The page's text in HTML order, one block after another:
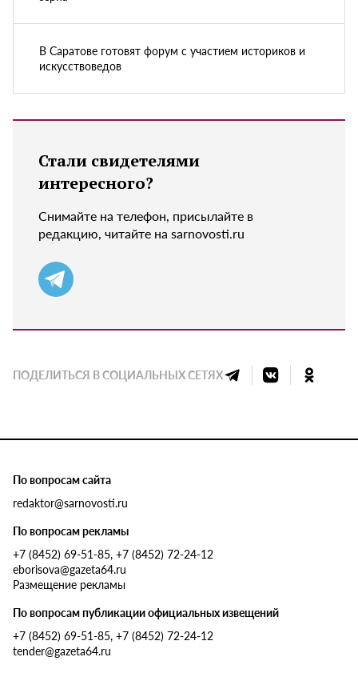
В Саратове готовят форум с участием историков и
искусствоведов
Стали свидетелями
интересного?
Снимайте на телефон, присылайте в
редакцию, читайте на sarnovosti.ru
ПОДЕЛИТЬСЯ В СОЦИАЛЬНЫХ СЕТЯХ
По вопросам сайта
redaktor@sarnovosti.ru
По вопросам рекламы
+7 (8452) 69-51-85, +7 (8452) 72-24-12
eborisova@gazeta64.ru
Размещение рекламы
По вопросам публикации официальных извещений
+7 (8452) 69-51-85, +7 (8452) 72-24-12
tender@gazeta64.ru